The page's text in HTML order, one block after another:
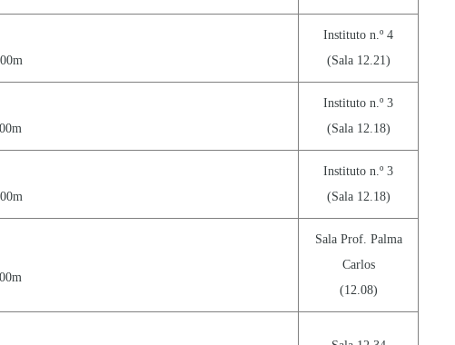
Instituto n.º 4
(Sala 12.21)
Instituto n.º 3
(Sala 12.18)
Instituto n.º 3
(Sala 12.18)
Sala Prof. Palma
Carlos
(12.08)